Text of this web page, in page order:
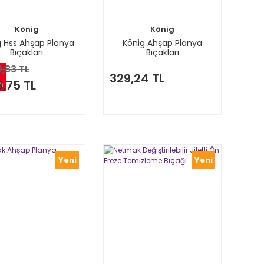
König
Hss Ahşap Planya
Bıçakları
TL
TL
König
König Ahşap Planya
Bıçakları
329,24 TL
Yeni Yeni